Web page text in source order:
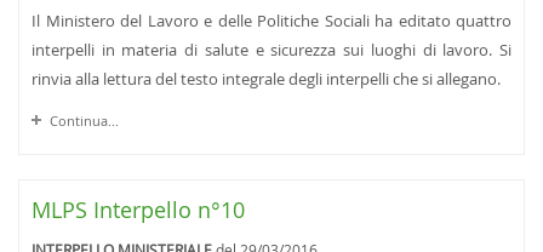
Il Ministero del Lavoro e delle Politiche Sociali ha editato quattro
interpelli in materia di salute e sicurezza sui luoghi di lavoro. Si
rinvia alla lettura del testo integrale degli interpelli che si allegano.
Continua...
MLPS Interpello n°10